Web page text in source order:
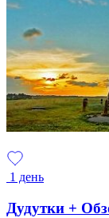
1 день
Дудутки +